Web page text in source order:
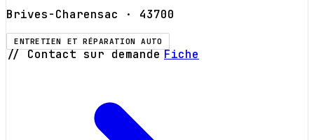
Brives-Charensac · 43700
ENTRETIEN ET RÉPARATION AUTO
// Contact sur demande Fiche